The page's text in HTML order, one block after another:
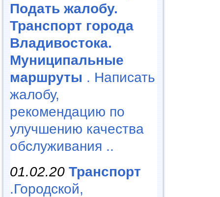
Подать жалобу.
Транспорт города
Владивостока.
Муниципальные
маршруты . Написать
жалобу,
рекомендацию по
улучшению качества
обслуживания ..
01.02.20 Транспорт
.Городской,